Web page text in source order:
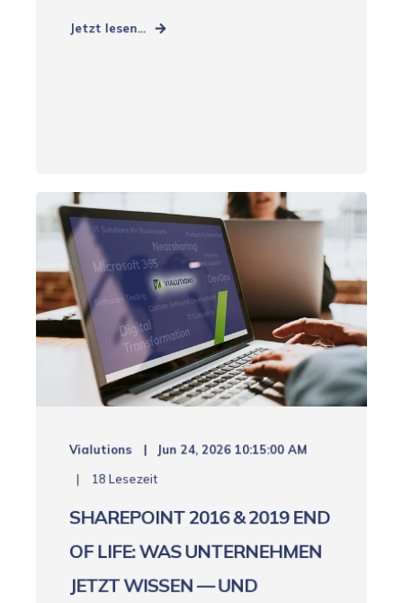
Jetzt lesen...
Vialutions Jun 24, 2026 10:15:00 AM
18 Lesezeit
SHAREPOINT 2016 & 2019 END
OF LIFE: WAS UNTERNEHMEN
JETZT WISSEN — UND